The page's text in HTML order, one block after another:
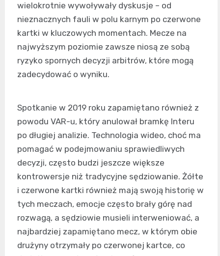
wielokrotnie wywoływały dyskusje – od
nieznacznych fauli w polu karnym po czerwone
kartki w kluczowych momentach. Mecze na
najwyższym poziomie zawsze niosą ze sobą
ryzyko spornych decyzji arbitrów, które mogą
zadecydować o wyniku.
Spotkanie w 2019 roku zapamiętano również z
powodu VAR-u, który anulował bramkę Interu
po długiej analizie. Technologia wideo, choć ma
pomagać w podejmowaniu sprawiedliwych
decyzji, często budzi jeszcze większe
kontrowersje niż tradycyjne sędziowanie. Żółte
i czerwone kartki również mają swoją historię w
tych meczach, emocje często brały górę nad
rozwagą, a sędziowie musieli interweniować, a
najbardziej zapamiętano mecz, w którym obie
drużyny otrzymały po czerwonej kartce, co